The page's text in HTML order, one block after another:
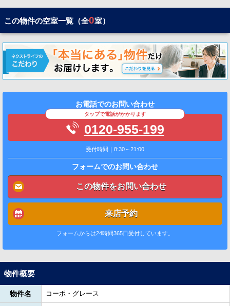
この物件の空室一覧（全0室）
お電話でのお問い合わせ
タップで電話がかかります
0120-955-199
受付時間｜8:30～21:00
フォームでのお問い合わせ
この物件をお問い合わせ
来店予約
フォームからは24時間365日受付しています。
物件概要
物件名 コーポ・グレース